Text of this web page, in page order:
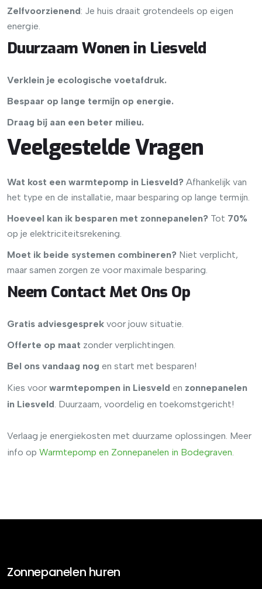
Zelfvoorzienend: Je huis draait grotendeels op eigen
energie.
Duurzaam Wonen in Liesveld
Verklein je ecologische voetafdruk.
Bespaar op lange termijn op energie.
Draag bij aan een beter milieu.
Veelgestelde Vragen
Wat kost een warmtepomp in Liesveld? Afhankelijk van
het type en de installatie, maar besparing op lange termijn.
Hoeveel kan ik besparen met zonnepanelen? Tot 70%
op je elektriciteitsrekening.
Moet ik beide systemen combineren? Niet verplicht,
maar samen zorgen ze voor maximale besparing.
Neem Contact Met Ons Op
Gratis adviesgesprek voor jouw situatie.
Offerte op maat zonder verplichtingen.
Bel ons vandaag nog en start met besparen!
Kies voor warmtepompen in Liesveld en zonnepanelen
in Liesveld . Duurzaam, voordelig en toekomstgericht!
Verlaag je energiekosten met duurzame oplossingen. Meer
info op Warmtepomp en Zonnepanelen in Bodegraven
Zonnepanelen huren